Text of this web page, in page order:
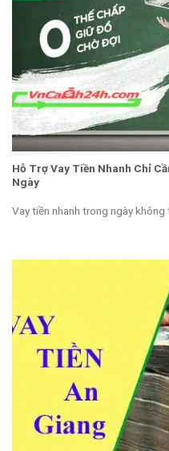
Hỗ Trợ Vay Tiền Nhanh Chỉ
Ngày
Vay tiền nhanh trong ngày không